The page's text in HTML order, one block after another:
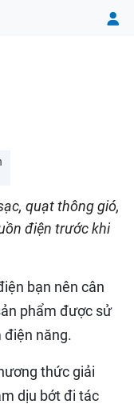
quạt thông gió,
điện trước khi
bạn nên cân
phẩm được sử
điện năng.
thức giải
dịu bớt đi tác